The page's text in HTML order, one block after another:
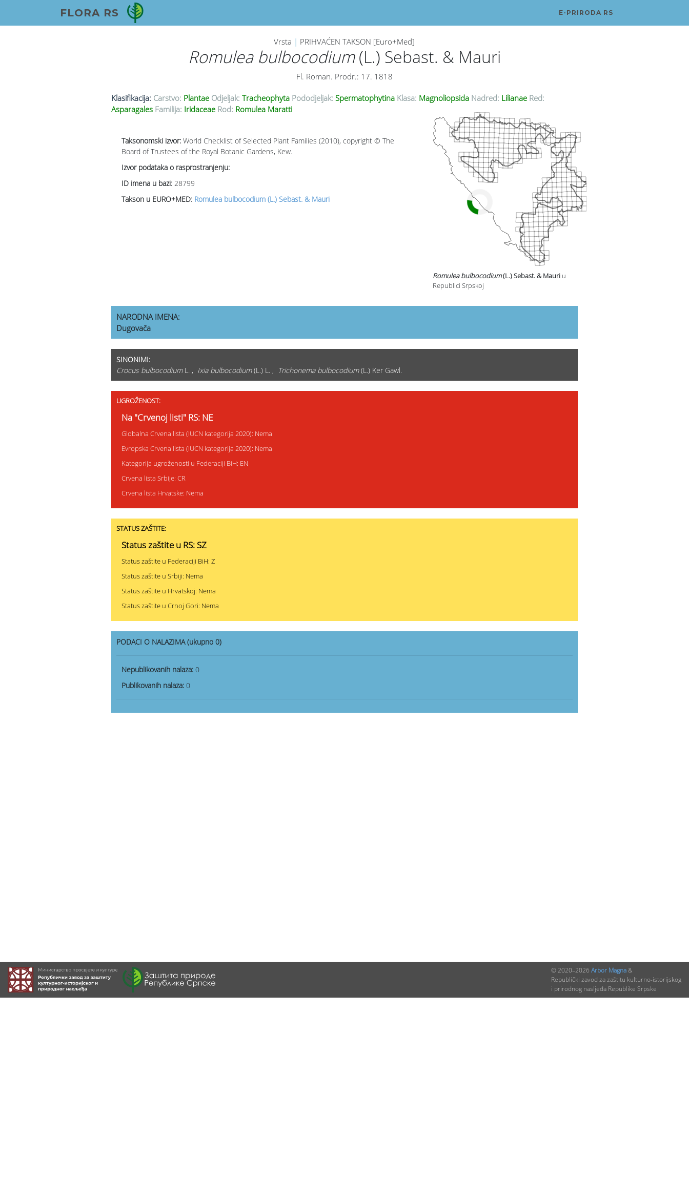
FLORA RS E-PRIRODA RS
Vrsta | PRIHVAĆEN TAKSON [Euro+Med]
Romulea bulbocodium(L.) Sebast. & Mauri
Fl. Roman. Prodr.: 17. 1818
Klasifikacija: Carstvo: Plantae Odjeljak: Tracheophyta Pododjeljak: Spermatophytina Klasa: Magnoliopsida Nadred: Lilianae Red:
Asparagales Familija: Iridaceae Rod: Romulea Maratti
Taksonomski izvor: World Checklist of Selected Plant Families (2010), copyright © The
Board of Trustees of the Royal Botanic Gardens, Kew.
Izvor podataka o rasprostranjenju:
ID imena u bazi: 28799
Takson u EURO+MED: Romulea bulbocodium (L.) Sebast. & Mauri
Romulea bulbocodium(L.) Sebast. & Mauri u
Republici Srpskoj
NARODNA IMENA:
Dugovača
SINONIMI:
Crocus bulbocodiumL. , Ixia bulbocodium(L.) L. , Trichonema bulbocodium(L.) Ker Gawl.
UGROŽENOST:
Na "Crvenoj listi" RS: NE
Globalna Crvena lista (IUCN kategorija 2020): Nema
Evropska Crvena lista (IUCN kategorija 2020): Nema
Kategorija ugroženosti u Federaciji BiH: EN
Crvena lista Srbije: CR
Crvena lista Hrvatske: Nema
STATUS ZAŠTITE:
Status zaštite u RS: SZ
Status zaštite u Federaciji BiH: Z
Status zaštite u Srbiji: Nema
Status zaštite u Hrvatskoj: Nema
Status zaštite u Crnoj Gori: Nema
PODACI O NALAZIMA (ukupno 0)
Nepublikovanih nalaza: 0
Publikovanih nalaza: 0
© 2020–2026 Arbor Magna&
Republički zavod za zaštitu kulturno-istorijskog
i prirodnog nasljeđa Republike Srpske